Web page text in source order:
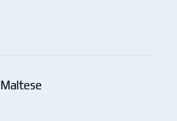
Maltese